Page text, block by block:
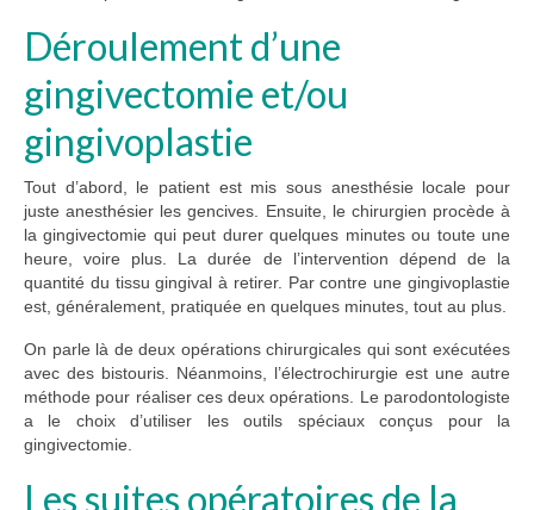
Déroulement d’une
gingivectomie et/ou
gingivoplastie
Tout d’abord, le patient est mis sous anesthésie locale pour
juste anesthésier les gencives. Ensuite, le chirurgien procède à
la gingivectomie qui peut durer quelques minutes ou toute une
heure, voire plus. La durée de l’intervention dépend de la
quantité du tissu gingival à retirer. Par contre une gingivoplastie
est, généralement, pratiquée en quelques minutes, tout au plus.
On parle là de deux opérations chirurgicales qui sont exécutées
avec des bistouris. Néanmoins, l’électrochirurgie est une autre
méthode pour réaliser ces deux opérations. Le parodontologiste
a le choix d’utiliser les outils spéciaux conçus pour la
gingivectomie.
Les suites opératoires de la